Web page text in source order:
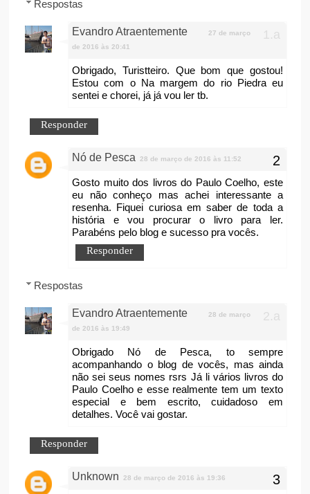
Respostas
Evandro Atraentemente
27 de março
de 2016 às 20:41
Obrigado, Turistteiro. Que bom que gostou!
Estou com o Na margem do rio Piedra eu
sentei e chorei, já já vou ler tb.
Responder
Nó de Pesca 28 de março de 2016 às 11:52
Gosto muito dos livros do Paulo Coelho, este
eu não conheço mas achei interessante a
resenha. Fiquei curiosa em saber de toda a
história e vou procurar o livro para ler.
Parabéns pelo blog e sucesso pra vocês.
Responder
Respostas
Evandro Atraentemente
28 de março
de 2016 às 19:49
Obrigado Nó de Pesca, to sempre
acompanhando o blog de vocês, mas ainda
não sei seus nomes rsrs Já li vários livros do
Paulo Coelho e esse realmente tem um texto
especial e bem escrito, cuidadoso em
detalhes. Você vai gostar.
Responder
Unknown 28 de março de 2016 às 19:36